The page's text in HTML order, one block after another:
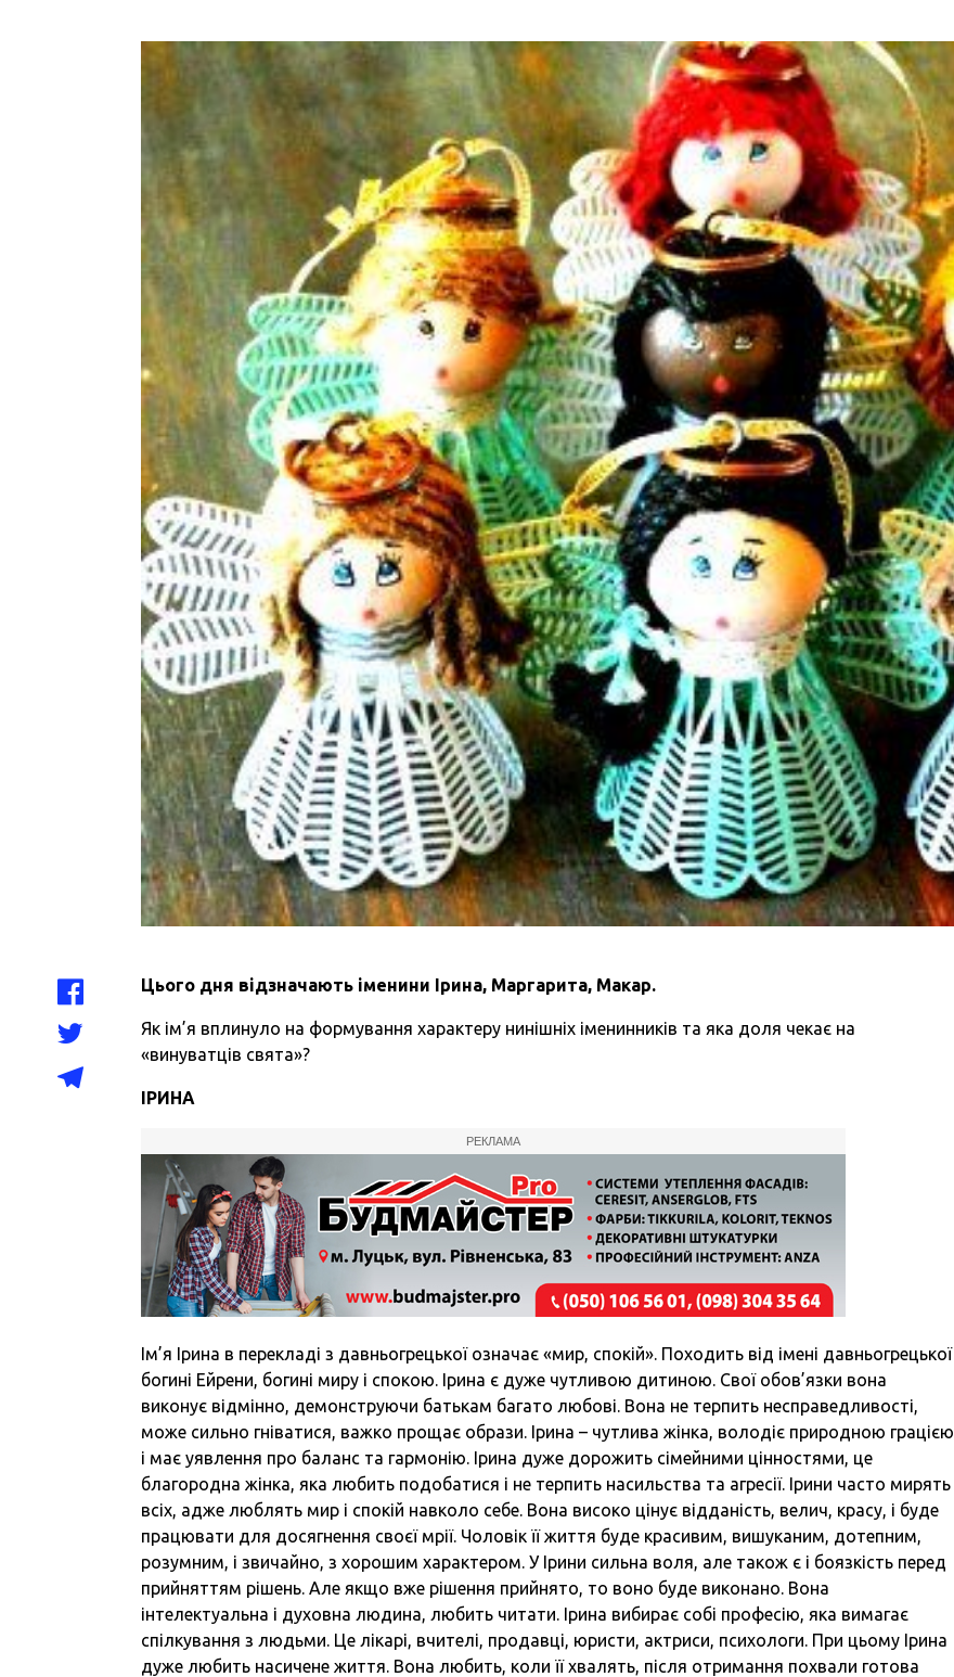
Цього дня відзначають іменини Ірина, Маргарита, Макар.
Як ім’я вплинуло на формування характеру нинішніх іменинників та яка доля чекає на
«винуватців свята»?
ІРИНА
РЕКЛАМА
Ім’я Ірина в перекладі з давньогрецької означає «мир, спокій». Походить від імені давньогрецької
богині Ейрени, богині миру і спокою. Ірина є дуже чутливою дитиною. Свої обов’язки вона
виконує відмінно, демонструючи батькам багато любові. Вона не терпить несправедливості,
може сильно гніватися, важко прощає образи. Ірина – чутлива жінка, володіє природною грацією
і має уявлення про баланс та гармонію. Ірина дуже дорожить сімейними цінностями, це
благородна жінка, яка любить подобатися і не терпить насильства та агресії. Ірини часто мирять
всіх, адже люблять мир і спокій навколо себе. Вона високо цінує відданість, велич, красу, і буде
працювати для досягнення своєї мрії. Чоловік її життя буде красивим, вишуканим, дотепним,
розумним, і звичайно, з хорошим характером. У Ірини сильна воля, але також є і боязкість перед
прийняттям рішень. Але якщо вже рішення прийнято, то воно буде виконано. Вона
інтелектуальна і духовна людина, любить читати. Ірина вибирає собі професію, яка вимагає
спілкування з людьми. Це лікарі, вчителі, продавці, юристи, актриси, психологи. При цьому Ірина
дуже любить насичене життя. Вона любить, коли її хвалять, після отримання похвали готова